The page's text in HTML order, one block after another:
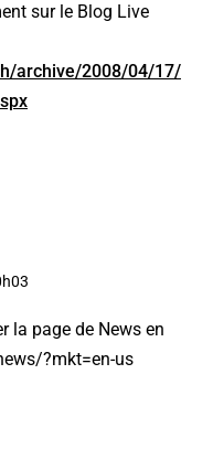
sur le Blog Live
archive/2008/04/17/
la page de News en
?mkt=en-us